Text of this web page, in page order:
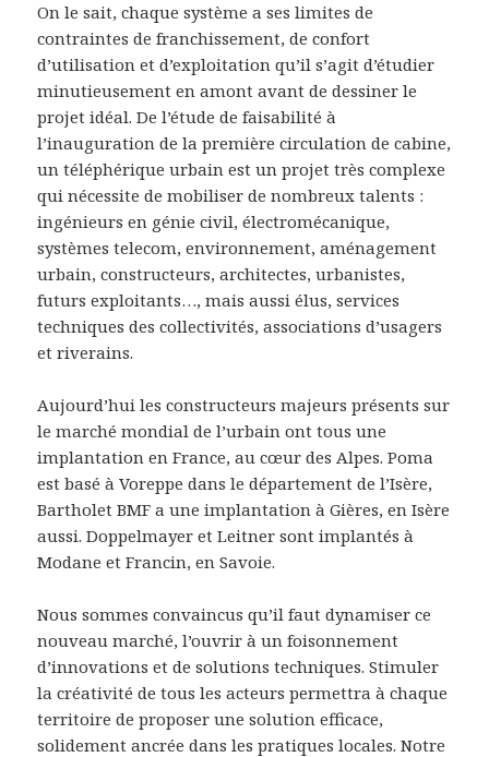
On le sait, chaque système a ses limites de
contraintes de franchissement, de confort
d’utilisation et d’exploitation qu’il s’agit d’étudier
minutieusement en amont avant de dessiner le
projet idéal. De l’étude de faisabilité à
l’inauguration de la première circulation de cabine,
un téléphérique urbain est un projet très complexe
qui nécessite de mobiliser de nombreux talents :
ingénieurs en génie civil, électromécanique,
systèmes telecom, environnement, aménagement
urbain, constructeurs, architectes, urbanistes,
futurs exploitants…, mais aussi élus, services
techniques des collectivités, associations d’usagers
et riverains.
Aujourd’hui les constructeurs majeurs présents sur
le marché mondial de l’urbain ont tous une
implantation en France, au cœur des Alpes. Poma
est basé à Voreppe dans le département de l’Isère,
Bartholet BMF a une implantation à Gières, en Isère
aussi. Doppelmayer et Leitner sont implantés à
Modane et Francin, en Savoie.
Nous sommes convaincus qu’il faut dynamiser ce
nouveau marché, l’ouvrir à un foisonnement
d’innovations et de solutions techniques. Stimuler
la créativité de tous les acteurs permettra à chaque
territoire de proposer une solution efficace,
solidement ancrée dans les pratiques locales. Notre